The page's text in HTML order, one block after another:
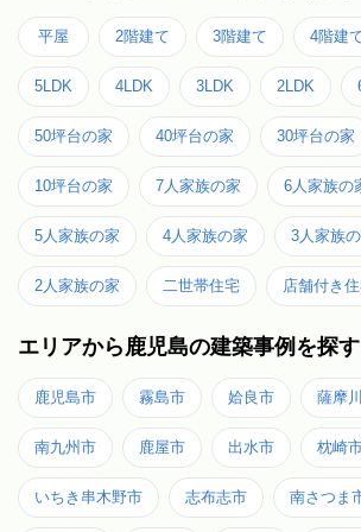
平屋 2階建て 3階建て 4階建
5LDK 4LDK 3LDK 2LDK
50坪台の家 40坪台の家 30坪台の家
10坪台の家 7人家族の家 6人家族の
5人家族の家 4人家族の家 3人家族
2人家族の家 二世帯住宅 店舗付き
エリアから鹿児島の建築事例を探す
鹿児島市 霧島市 姶良市 薩摩
南九州市 鹿屋市 出水市 枕崎
いちき串木野市 志布志市 南さつま